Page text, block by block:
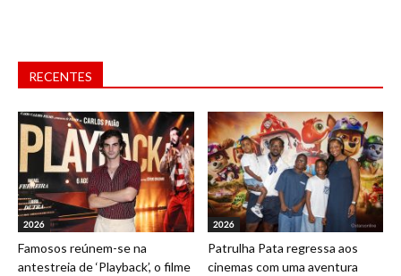
RECENTES
2026
Famosos reúnem-se na
antestreia de ‘Playback’, o filme
2026
Patrulha Pata regressa aos
cinemas com uma aventura